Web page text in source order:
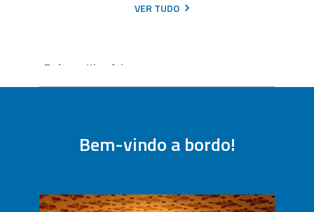
VER TUDO
Todos os Itinerários
Entre em contato para reservar este itinerário
Bem-vindo a bordo!